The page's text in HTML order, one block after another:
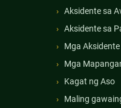
Aksidente sa
Aksidente sa
Mga
Mga
Kagat ng Aso
Maling